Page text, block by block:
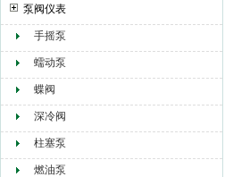
赫尔纳贸易（大连）有限公司
泵阀仪表
手摇泵
蠕动泵
蝶阀
深冷阀
柱塞泵
燃油泵